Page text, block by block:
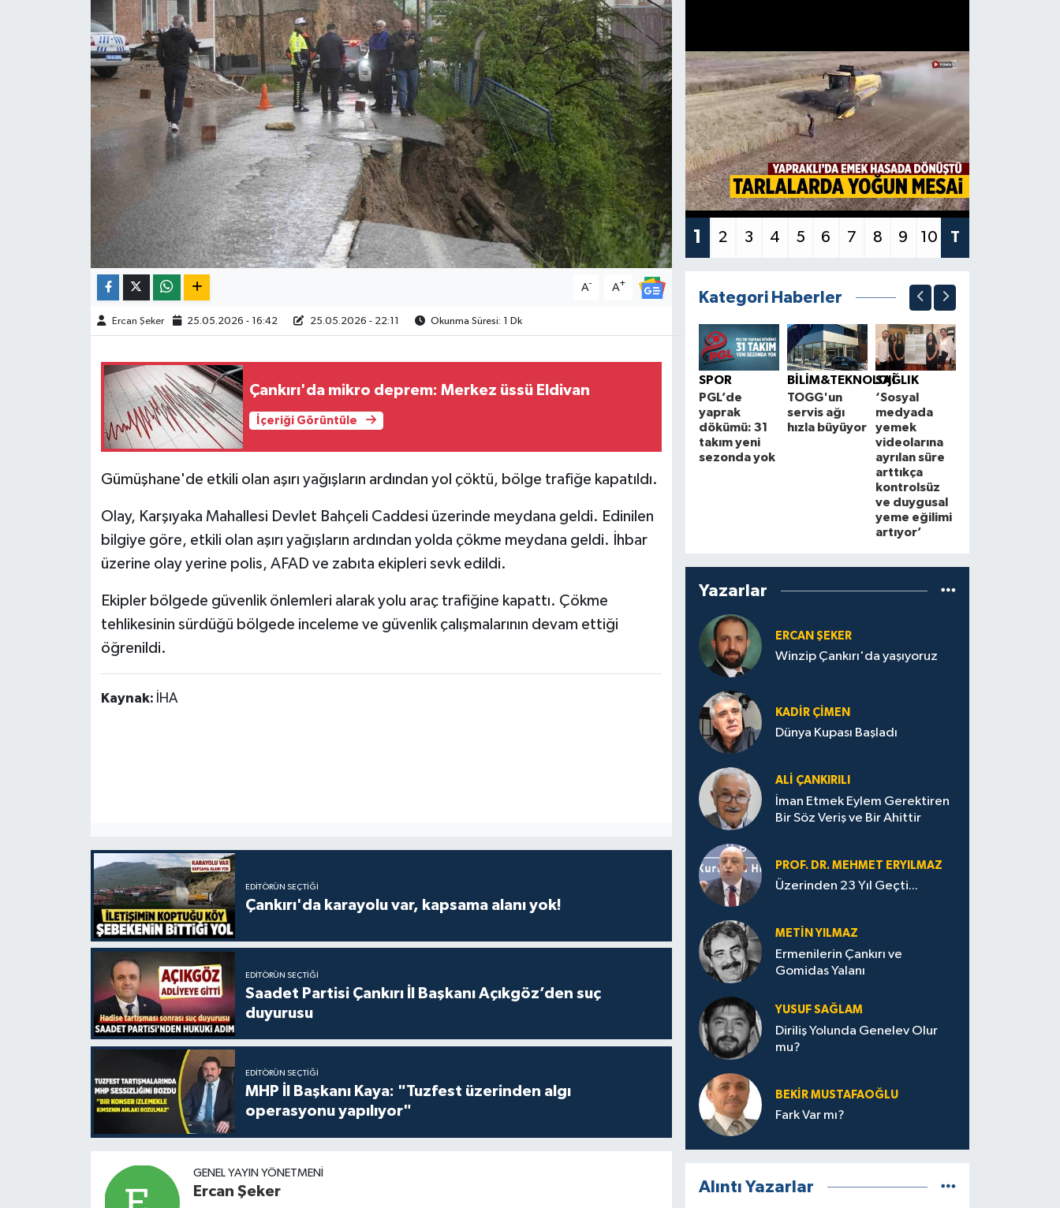
A- A+
Ercan Şeker 25.05.2026 - 16:42 25.05.2026 - 22:11 Okunma Süresi: 1 Dk
Çankırı'da mikro deprem: Merkez üssü Eldivan
İçeriği Görüntüle
Gümüşhane'de etkili olan aşırı yağışların ardından yol çöktü, bölge trafiğe kapatıldı.
Olay, Karşıyaka Mahallesi Devlet Bahçeli Caddesi üzerinde meydana geldi. Edinilen
bilgiye göre, etkili olan aşırı yağışların ardından yolda çökme meydana geldi. İhbar
üzerine olay yerine polis, AFAD ve zabıta ekipleri sevk edildi.
Ekipler bölgede güvenlik önlemleri alarak yolu araç trafiğine kapattı. Çökme
tehlikesinin sürdüğü bölgede inceleme ve güvenlik çalışmalarının devam ettiği
öğrenildi.
Kaynak: İHA
EDITÖRÜN SEÇTIĞI
Çankırı'da karayolu var, kapsama alanı yok!
EDITÖRÜN SEÇTIĞI
Saadet Partisi Çankırı İl Başkanı Açıkgöz’den suç
duyurusu
EDITÖRÜN SEÇTIĞI
MHP İl Başkanı Kaya: "Tuzfest üzerinden algı
operasyonu yapılıyor"
GENEL YAYIN YÖNETMENI
Ercan Şeker
1 2 3 4 5 6 7 8 9 10 T
Kategori Haberler
SPOR
PGL’de
yaprak
dökümü: 31
takım yeni
sezonda yok
BİLİM&TEKNOLOJİ
TOGG'un
servis ağı
hızla büyüyor
SAĞLIK
‘Sosyal
medyada
yemek
videolarına
ayrılan süre
arttıkça
kontrolsüz
ve duygusal
yeme eğilimi
artıyor’
Yazarlar
ERCAN ŞEKER
Winzip Çankırı'da yaşıyoruz
KADIR ÇIMEN
Dünya Kupası Başladı
ALI ÇANKIRILI
İman Etmek Eylem Gerektiren
Bir Söz Veriş ve Bir Ahittir
PROF. DR. MEHMET ERYILMAZ
Üzerinden 23 Yıl Geçti...
METIN YILMAZ
Ermenilerin Çankırı ve
Gomidas Yalanı
YUSUF SAĞLAM
Diriliş Yolunda Genelev Olur
mu?
BEKIR MUSTAFAOĞLU
Fark Var mı?
Alıntı Yazarlar
İLÇELER
RESMİ İLANLAR
KÜLTÜR
MAGAZİN